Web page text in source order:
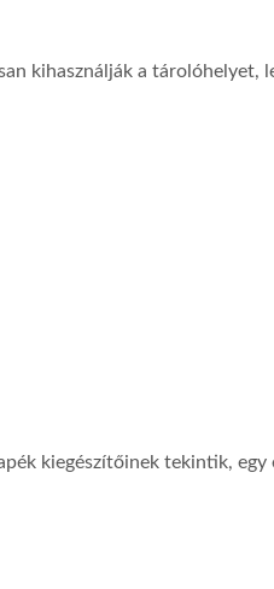
kihasználják a tárolóhelyet,
kiegészítőinek tekintik, egy